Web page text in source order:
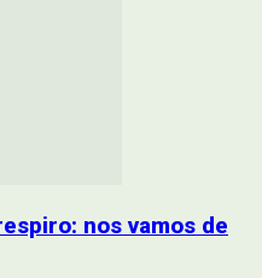
nos vamos de